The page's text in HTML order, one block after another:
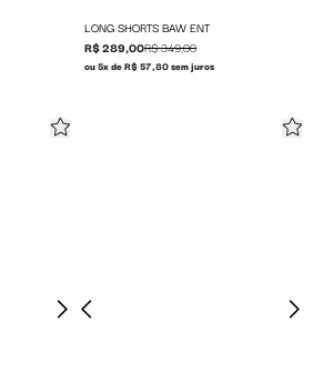
LONG SHORTS BAW ENT
R$ 289,00R$ 349,00
ou 5x de R$ 57,80 sem juros